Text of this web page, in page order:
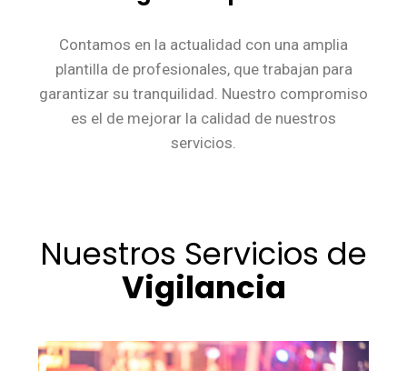
Contamos en la actualidad con una amplia
plantilla de profesionales, que trabajan para
garantizar su tranquilidad. Nuestro compromiso
es el de mejorar la calidad de nuestros
servicios.
Nuestros Servicios de
Vigilancia